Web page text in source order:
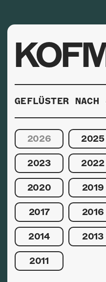
GEFLÜSTER NACH
2026 2025
2023 2022
2020 2019
2017 2016
2014 2013
2011